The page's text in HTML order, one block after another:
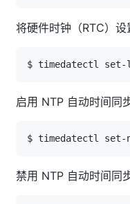
将硬件时钟（RTC）设
$ timedatectl
启用 NTP 自动时间同
$ timedatectl set-
禁用 NTP 自动时间同